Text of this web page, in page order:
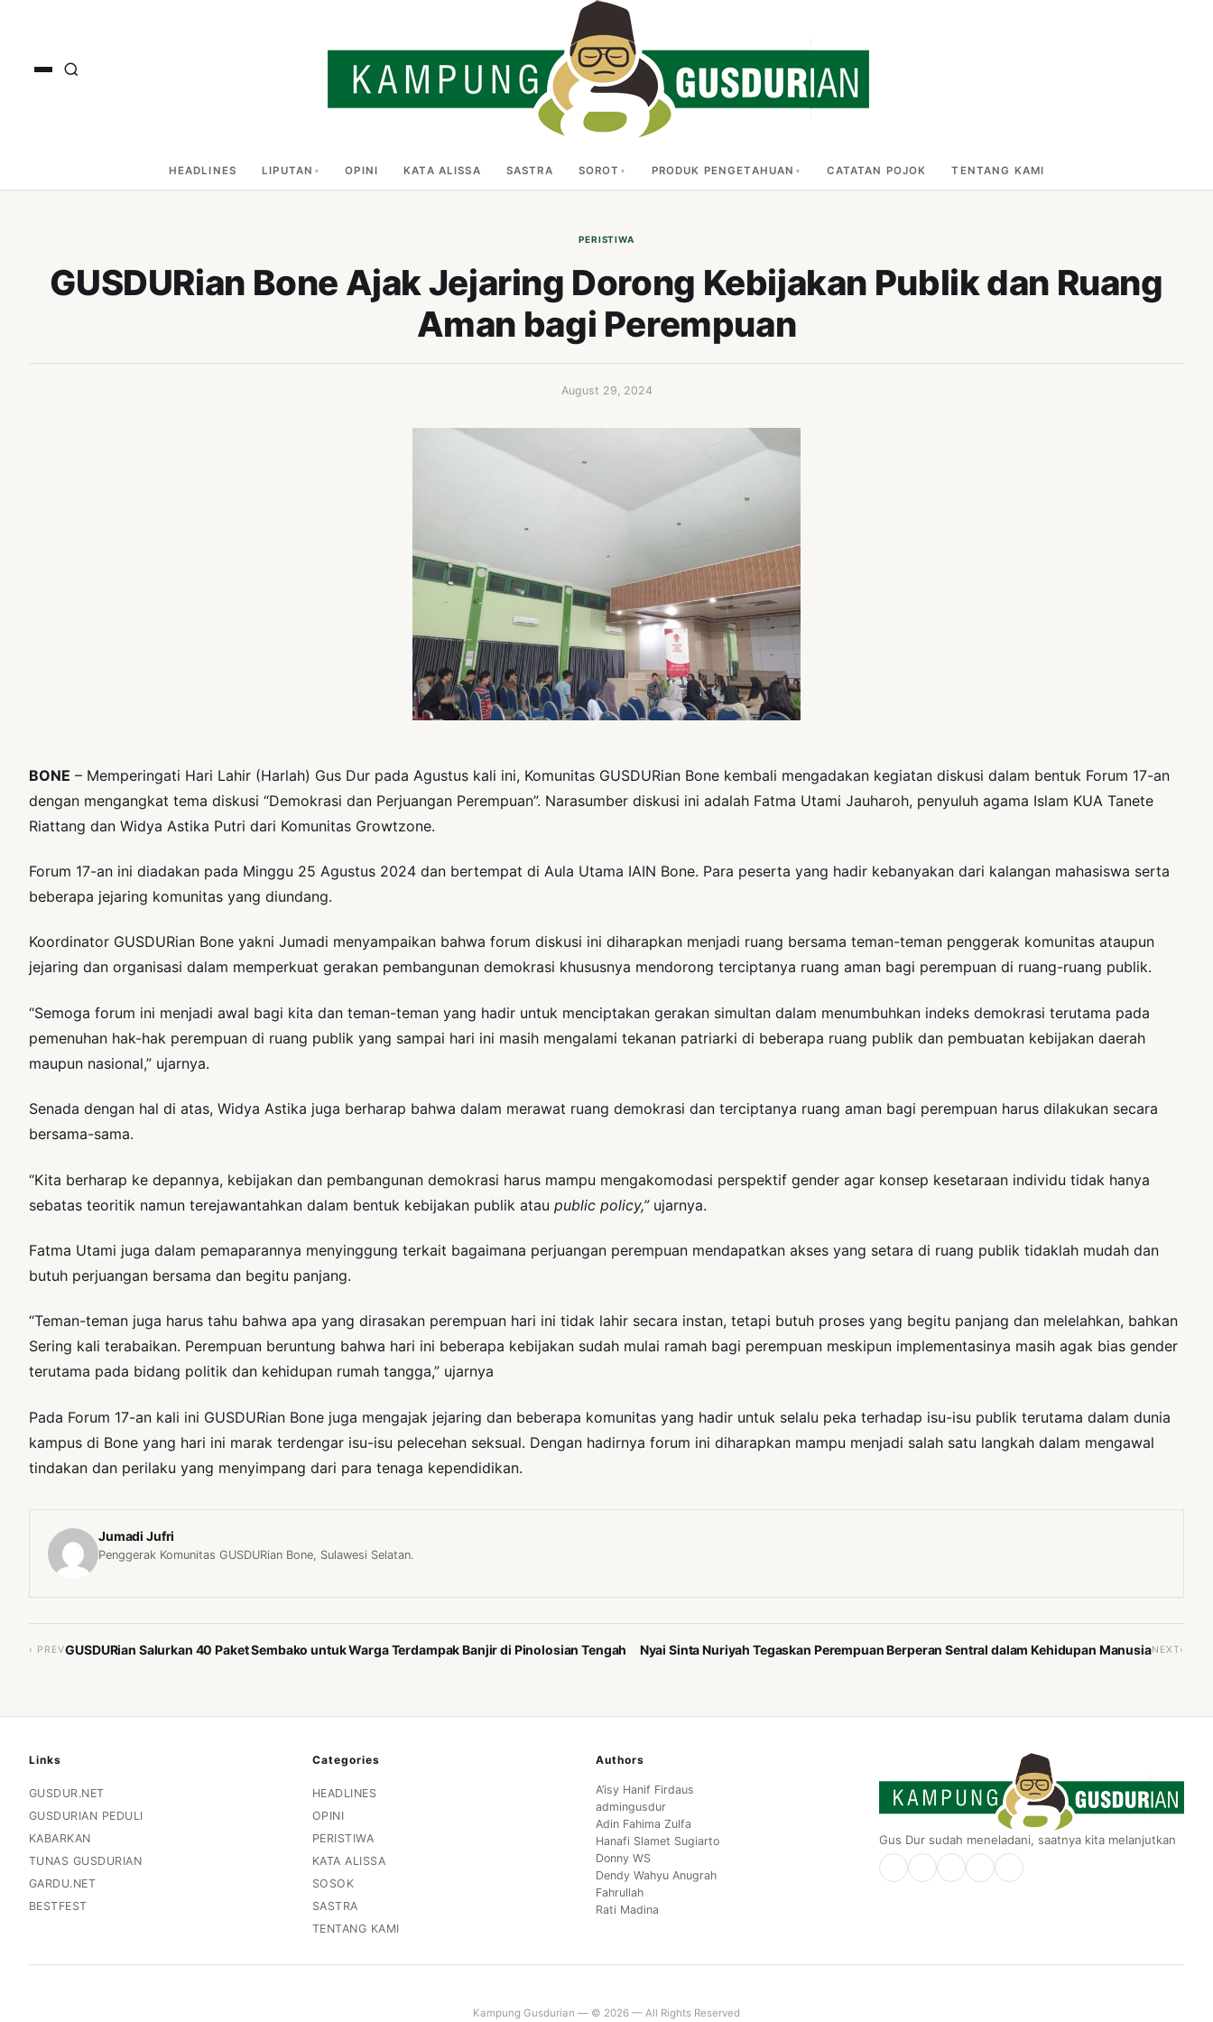
HEADLINES LIPUTAN OPINI KATA ALISSA SASTRA SOROT PRODUK PENGETAHUAN CATATAN POJOK TENTANG KAMI
PERISTIWA
GUSDURian Bone Ajak Jejaring Dorong Kebijakan Publik dan Ruang
Aman bagi Perempuan
August 29, 2024
BONE – Memperingati Hari Lahir (Harlah) Gus Dur pada Agustus kali ini, Komunitas GUSDURian Bone kembali mengadakan kegiatan diskusi dalam bentuk Forum 17-an
dengan mengangkat tema diskusi “Demokrasi dan Perjuangan Perempuan”. Narasumber diskusi ini adalah Fatma Utami Jauharoh, penyuluh agama Islam KUA Tanete
Riattang dan Widya Astika Putri dari Komunitas Growtzone.
Forum 17-an ini diadakan pada Minggu 25 Agustus 2024 dan bertempat di Aula Utama IAIN Bone. Para peserta yang hadir kebanyakan dari kalangan mahasiswa serta
beberapa jejaring komunitas yang diundang.
Koordinator GUSDURian Bone yakni Jumadi menyampaikan bahwa forum diskusi ini diharapkan menjadi ruang bersama teman-teman penggerak komunitas ataupun
jejaring dan organisasi dalam memperkuat gerakan pembangunan demokrasi khususnya mendorong terciptanya ruang aman bagi perempuan di ruang-ruang publik.
“Semoga forum ini menjadi awal bagi kita dan teman-teman yang hadir untuk menciptakan gerakan simultan dalam menumbuhkan indeks demokrasi terutama pada
pemenuhan hak-hak perempuan di ruang publik yang sampai hari ini masih mengalami tekanan patriarki di beberapa ruang publik dan pembuatan kebijakan daerah
maupun nasional,” ujarnya.
Senada dengan hal di atas, Widya Astika juga berharap bahwa dalam merawat ruang demokrasi dan terciptanya ruang aman bagi perempuan harus dilakukan secara
bersama-sama.
“Kita berharap ke depannya, kebijakan dan pembangunan demokrasi harus mampu mengakomodasi perspektif gender agar konsep kesetaraan individu tidak hanya
sebatas teoritik namun terejawantahkan dalam bentuk kebijakan publik atau public policy,” ujarnya.
Fatma Utami juga dalam pemaparannya menyinggung terkait bagaimana perjuangan perempuan mendapatkan akses yang setara di ruang publik tidaklah mudah dan
butuh perjuangan bersama dan begitu panjang.
“Teman-teman juga harus tahu bahwa apa yang dirasakan perempuan hari ini tidak lahir secara instan, tetapi butuh proses yang begitu panjang dan melelahkan, bahkan
Sering kali terabaikan. Perempuan beruntung bahwa hari ini beberapa kebijakan sudah mulai ramah bagi perempuan meskipun implementasinya masih agak bias gender
terutama pada bidang politik dan kehidupan rumah tangga,” ujarnya
Pada Forum 17-an kali ini GUSDURian Bone juga mengajak jejaring dan beberapa komunitas yang hadir untuk selalu peka terhadap isu-isu publik terutama dalam dunia
kampus di Bone yang hari ini marak terdengar isu-isu pelecehan seksual. Dengan hadirnya forum ini diharapkan mampu menjadi salah satu langkah dalam mengawal
tindakan dan perilaku yang menyimpang dari para tenaga kependidikan.
Jumadi Jufri
Penggerak Komunitas GUSDURian Bone, Sulawesi Selatan.
‹ PREVGUSDURian Salurkan 40 Paket Sembako untuk Warga Terdampak Banjir di Pinolosian Tengah Nyai Sinta Nuriyah Tegaskan Perempuan Berperan Sentral dalam Kehidupan ManusiaNEXT›
Links
GUSDUR.NET
GUSDURIAN PEDULI
KABARKAN
TUNAS GUSDURIAN
GARDU.NET
BESTFEST
Categories
HEADLINES
OPINI
PERISTIWA
KATA ALISSA
SOSOK
SASTRA
TENTANG KAMI
Authors
A’isy Hanif Firdaus
admingusdur
Adin Fahima Zulfa
Hanafi Slamet Sugiarto
Donny WS
Dendy Wahyu Anugrah
Fahrullah
Rati Madina
Gus Dur sudah meneladani, saatnya kita melanjutkan
Kampung Gusdurian — © 2026 — All Rights Reserved